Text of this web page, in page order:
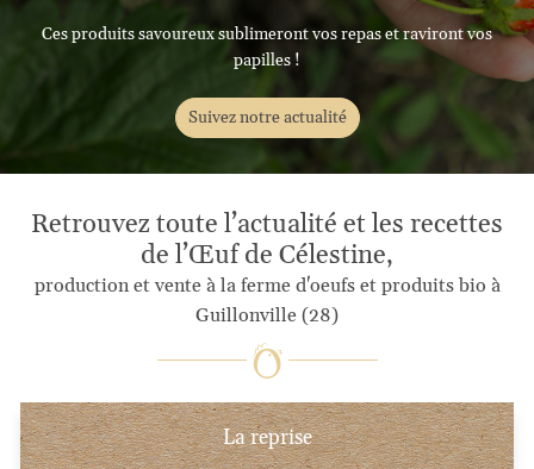
Ces produits savoureux sublimeront vos repas et raviront vos
papilles !
Suivez notre actualité
Retrouvez toute l’actualité etles recettes
de l’Œuf de Célestine,
production et vente à la ferme d'oeufs et produits bio à
Guillonville (28)
La reprise